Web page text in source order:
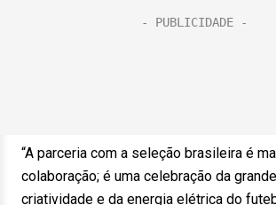
“A parceria com a seleção brasileira é
colaboração; é uma celebração da
criatividade e da energia elétrica do